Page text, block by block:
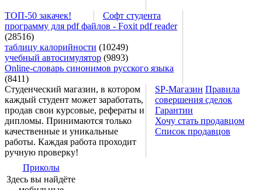
ТОП-50 закачек!
Софт студента
программу для pdf файлов - Foxit pdf reader
(28516)
таблицу калорийности (10249)
учебный автосимулятор (9893)
Online-словарь синонимов русского языка
(8411)
Студенческий магазин, в котором
каждый студент может заработать,
продав свои курсовые, рефераты и
дипломы. Принимаются только
качественные и уникальные
работы. Каждая работа проходит
ручную проверку!
SP-Магазин Правила
совершения сделок
Гарантии
Хочу стать продавцом
Список продавцов
Приколы
Здесь вы найдёте